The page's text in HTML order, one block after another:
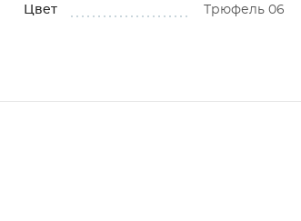
Цвет Трюфель 06